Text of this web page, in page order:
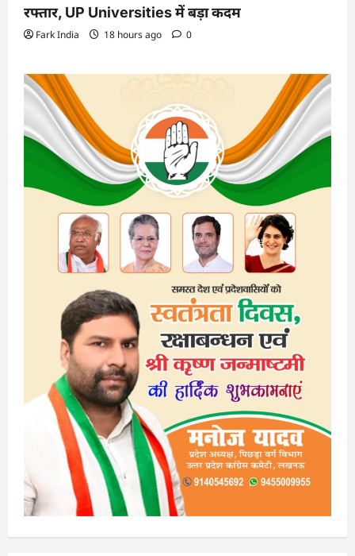
रफ्तार, UP Universities में बड़ा कदम
Fark India 18 hours ago 0